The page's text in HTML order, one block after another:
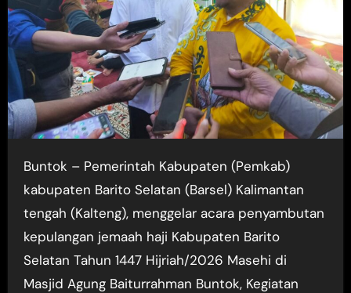
Buntok – Pemerintah Kabupaten (Pemkab)
kabupaten Barito Selatan (Barsel) Kalimantan
tengah (Kalteng), menggelar acara penyambutan
kepulangan jemaah haji Kabupaten Barito
Selatan Tahun 1447 Hijriah/2026 Masehi di
Masjid Agung Baiturrahman Buntok, Kegiatan